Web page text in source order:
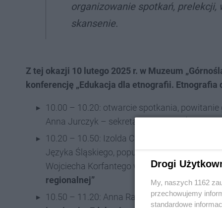
organizowanie spotkań,
skansenie.
Z tej okazji 10 lutego 2025 r. w Muzeum
konferencję „Edukacja dla etnografii. Etnografia
10.00 – 10.20: otwarcie spotkania, powitanie
Anna Jurczyk – sekretarz Oddziału Śląskiego
10.20 – 10.50: Izolda Czmok-Nowak,
Języka Śląskiego, popularyzatorka śląskiej
Wojciecha Korfantego w Katowicach:
regionalnej”
10.50 – 11.20: Anna Rak, Muzeum
Drogi
My, naszych 1162
przechowujemy
standardowe